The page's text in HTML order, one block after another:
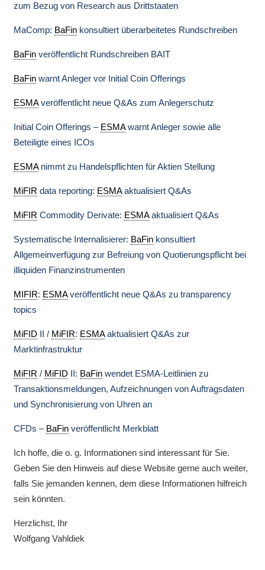
zum Bezug von Research aus Drittstaaten
MaComp: BaFinkonsultiert überarbeitetes Rundschreiben
BaFinveröffentlicht Rundschreiben BAIT
BaFinwarnt Anleger vor Initial Coin Offerings
ESMAveröffentlicht neue Q&As zum Anlegerschutz
Initial Coin Offerings – ESMAwarnt Anleger sowie alle
Beteiligte eines ICOs
ESMAnimmt zu Handelspflichten für Aktien Stellung
MiFIR data reporting: ESMAaktualisiert Q&As
MiFIR Commodity Derivate: ESMAaktualisiert Q&As
Systematische Internalisierer: BaFinkonsultiert
Allgemeinverfügung zur Befreiung von Quotierungspflicht bei
illiquiden Finanzinstrumenten
MIFIR: ESMAveröffentlicht neue Q&As zu transparency
topics
MiFID II / MiFIR: ESMAaktualisiert Q&As zur
Marktinfrastruktur
MiFIR / MiFID II: BaFinwendet ESMA-Leitlinien zu
Transaktionsmeldungen, Aufzeichnungen von Auftragsdaten
und Synchronisierung von Uhren an
CFDs – BaFinveröffentlicht Merkblatt
Ich hoffe, die o. g. Informationen sind interessant für Sie.
Geben Sie den Hinweis auf diese Website gerne auch weiter,
falls Sie jemanden kennen, dem diese Informationen hilfreich
sein könnten.
Herzlichst, Ihr
Wolfgang Vahldiek